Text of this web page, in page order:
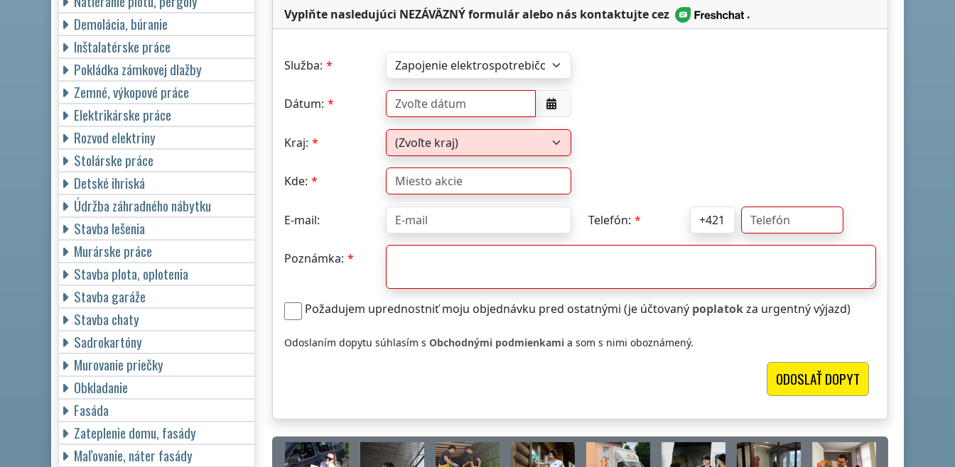
Vyplňte nasledujúci NEZÁVÄZNÝ formulár alebo nás kontaktujte cez .
Služba:
Dátum:
Kraj:
Kde:
E-mail: Telefón:
Poznámka:
Požadujem uprednostniť moju objednávku pred ostatnými (je účtovaný poplatokza urgentný výjazd)
Odoslaním dopytu súhlasím s Obchodnými podmienkami a som s nimi oboznámený.
Demolácia, búranie
Inštalatérske práce
Pokládka zámkovej dlažby
Zemné, výkopové práce
Elektrikárske práce
Rozvod elektriny
Stolárske práce
Detské ihriská
Údržba záhradného nábytku
Stavba lešenia
Murárske práce
Stavba plota, oplotenia
Stavba garáže
Stavba chaty
Sadrokartóny
Murovanie priečky
Obkladanie
Fasáda
Zateplenie domu, fasády
Maľovanie, náter fasády